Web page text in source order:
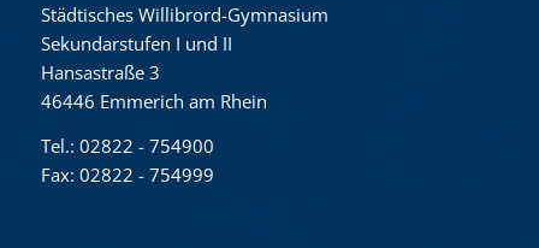
Städtisches Willibrord-Gymnasium
Sekundarstufen I und II
Hansastraße 3
46446 Emmerich am Rhein
Tel.: 02822 - 754900
Fax: 02822 - 754999